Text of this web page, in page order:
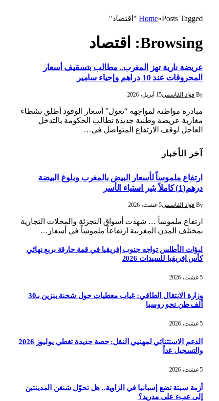
Home»Posts Tagged "اقتصاد"
Browsing: اقتصاد
عريضة نارية تهز المغرب.. مطالب بتسقيف أسعار
المحروقات عند 10 دراهم وإحياء سامير
By فؤاد القاسمي15 أبريل، 2026
مبادرة مواطنة لمواجهة “تغول” أسعار الوقود أطلق نشطاء
مغاربة عريضة وطنية جديدة تطالب الحكومة بالتدخل
العاجل لوقف الارتفاع المتواصل في…
آخر الأخبار
ارتفاع ملموساً لأسعار البيض بالمغرب وبلوغ البيضة
درهم(1) كاملاً يثير استياء الأسر
By فؤاد القاسمي5 غشت، 2026
ارتفاع ملموساً … شهدت أسواق التجزئة والمحلات التجارية
بمختلف المدن المغربية ارتفاعاً ملموساً في أسعار…
لبؤات الأطلس تواجه جنوب إفريقيا في قمة حارقة بربع نهائي
كأس إفريقيا للسيدات 2026
5 غشت، 2026
وزارة الانتقال الطاقي: غياب معطيات حول شحنة بنزين بـ30
ألف طن نحو روسيا
5 غشت، 2026
الدعم الاستثنائي لمهنيي النقل: حصة جديدة تغطي يوليوز 2026
والتسجيل غداً
5 غشت، 2026
أزمة سبتة تضع إسبانيا في الزاوية.. هل تحوّل شنغن المدينتين
إلى عبء على مدريد؟